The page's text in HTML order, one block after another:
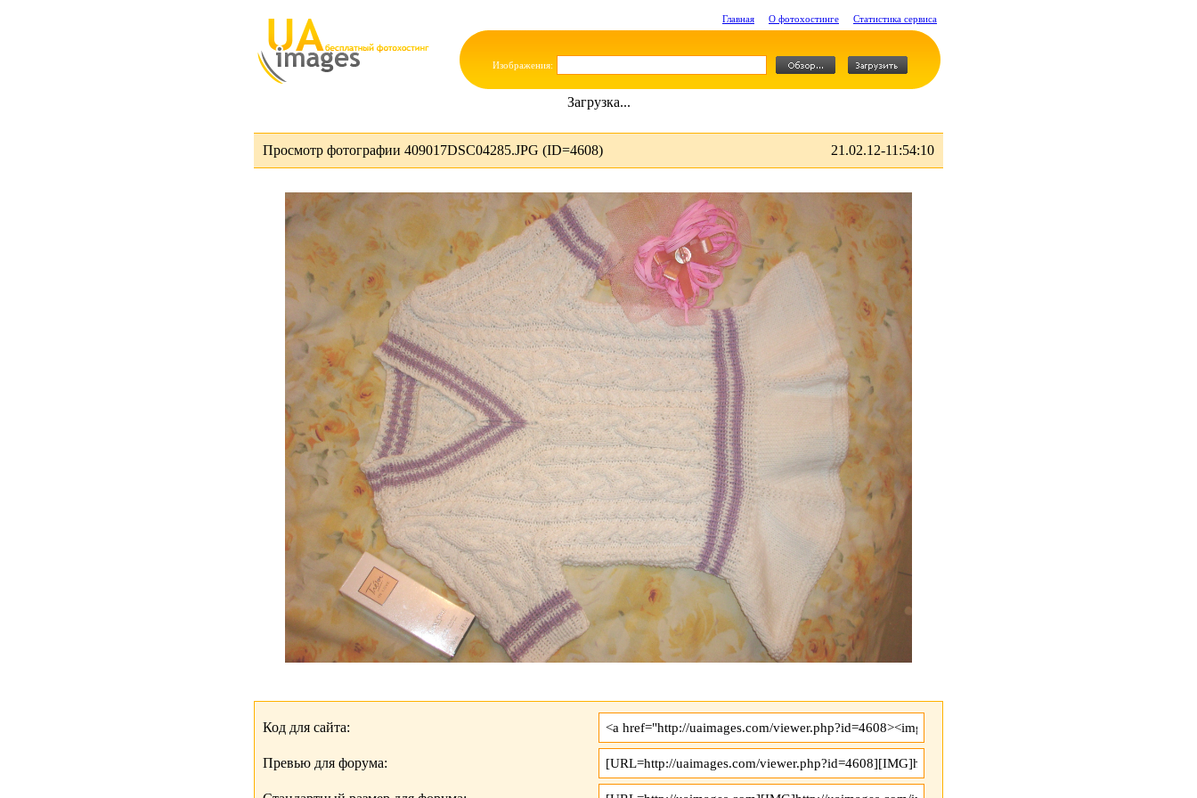
Главная О фотохостинге Статистика сервиса
Изображения:
Загрузка...
Просмотр фотографии 409017DSC04285.JPG (ID=4608) 21.02.12-11:54:10
Код для сайта:
Превью для форума: